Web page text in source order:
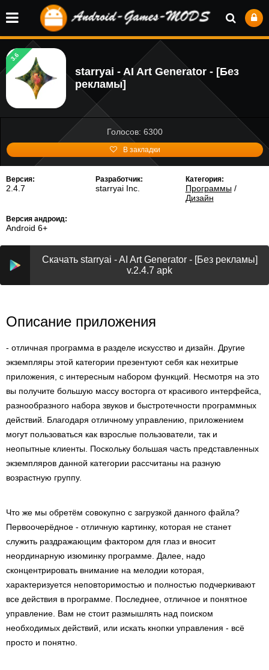
3.6
starryai - AI Art Generator - [Без
рекламы]
Голосов: 6300
В закладки
Версия:
2.4.7
Разработчик:
starryai Inc.
Категория:
Программы/
Дизайн
Версия андроид:
Android 6+
Скачать starryai - AI Art Generator - [Без рекламы]
v.2.4.7 apk
Описание приложения
- отличная программа в разделе искусство и дизайн. Другие
экземпляры этой категории презентуют себя как нехитрые
приложения, с интересным набором функций. Несмотря на это
вы получите большую массу восторга от красивого интерфейса,
разнообразного набора звуков и быстротечности программных
действий. Благодаря отличному управлению, приложением
могут пользоваться как взрослые пользователи, так и
неопытные клиенты. Поскольку большая часть представленных
экземпляров данной категории рассчитаны на разную
возрастную группу.
Что же мы обретём совокупно с загрузкой данного файла?
Первоочерёдное - отличную картинку, которая не станет
служить раздражающим фактором для глаз и вносит
неординарную изюминку программе. Далее, надо
сконцентрировать внимание на мелодии которая,
характеризуется неповторимостью и полностью подчеркивают
все действия в программе. Последнее, отличное и понятное
управление. Вам не стоит размышлять над поиском
необходимых действий, или искать кнопки управления - всё
просто и понятно.